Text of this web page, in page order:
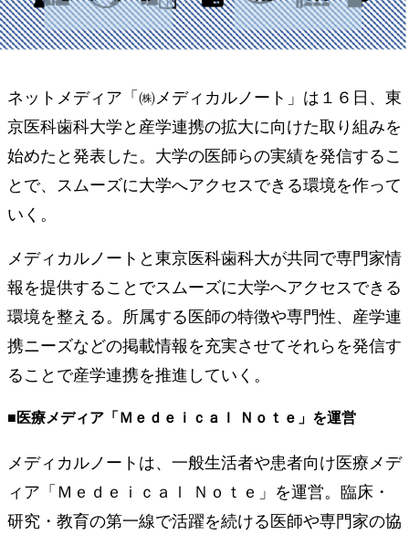
ネットメディア「㈱メディカルノート」は１６日、東
京医科歯科大学と産学連携の拡大に向けた取り組みを
始めたと発表した。大学の医師らの実績を発信するこ
とで、スムーズに大学へアクセスできる環境を作って
いく。
メディカルノートと東京医科歯科大が共同で専門家情
報を提供することでスムーズに大学へアクセスできる
環境を整える。所属する医師の特徴や専門性、産学連
携ニーズなどの掲載情報を充実させてそれらを発信す
ることで産学連携を推進していく。
■医療メディア「Ｍｅｄｅｉｃａｌ Ｎｏｔｅ」を運営
メディカルノートは、一般生活者や患者向け医療メデ
ィア「Ｍｅｄｅｉｃａｌ Ｎｏｔｅ」を運営。臨床・
研究・教育の第一線で活躍を続ける医師や専門家の協